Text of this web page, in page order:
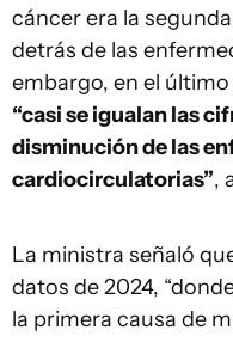
cáncer era la
detrás de las
embargo, en el
“casi se igualan las
disminución de las
cardiocirculatorias”,
La ministra señaló
datos de 2024,
la primera causa de